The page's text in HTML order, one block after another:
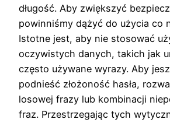
długość. Aby zwiększyć
powinniśmy dążyć do użycia co
Istotne jest, aby nie stosować
oczywistych danych, takich jak
często używane wyrazy. Aby
podnieść złożoność hasła,
losowej frazy lub kombinacji
fraz. Przestrzegając tych